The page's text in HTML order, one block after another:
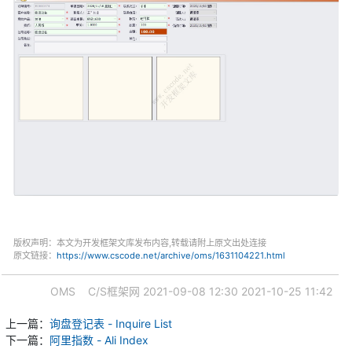
版权声明：本文为开发框架文库发布内容,转载请附上原文出处连接
原文链接： https://www.cscode.net/archive/oms/1631104221.html
OMS C/S框架网 2021-09-08 12:30 2021-10-25 11:42
上一篇： 询盘登记表 - Inquire List
下一篇： 阿里指数 - Ali Index